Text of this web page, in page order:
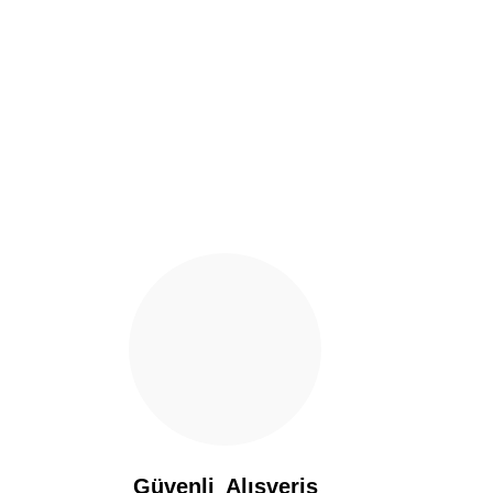
Güvenli Alışveriş